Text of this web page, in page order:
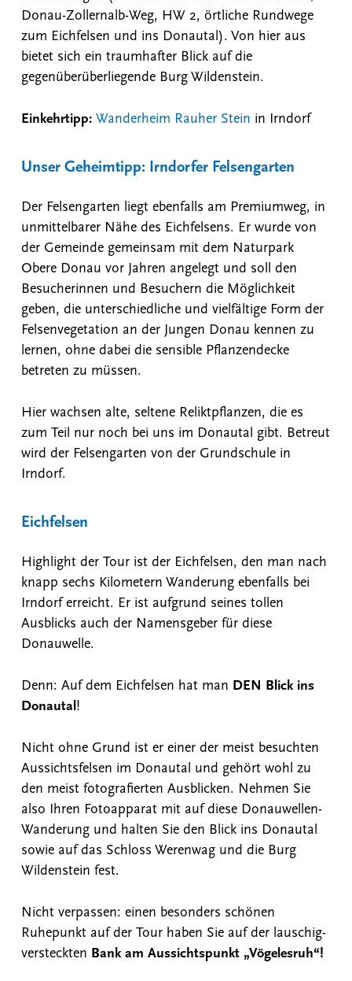
Donau-Zollernalb-Weg, HW 2, örtliche Rundwege
zum Eichfelsen und ins Donautal). Von hier aus
bietet sich ein traumhafter Blick auf die
gegenüberüberliegende Burg Wildenstein.
Einkehrtipp: Wanderheim Rauher Stein in Irndorf
Unser Geheimtipp: Irndorfer Felsengarten
Der Felsengarten liegt ebenfalls am Premiumweg, in
unmittelbarer Nähe des Eichfelsens. Er wurde von
der Gemeinde gemeinsam mit dem Naturpark
Obere Donau vor Jahren angelegt und soll den
Besucherinnen und Besuchern die Möglichkeit
geben, die unterschiedliche und vielfältige Form der
Felsenvegetation an der Jungen Donau kennen zu
lernen, ohne dabei die sensible Pflanzendecke
betreten zu müssen.
Hier wachsen alte, seltene Reliktpflanzen, die es
zum Teil nur noch bei uns im Donautal gibt. Betreut
wird der Felsengarten von der Grundschule in
Irndorf.
Eichfelsen
Highlight der Tour ist der Eichfelsen, den man nach
knapp sechs Kilometern Wanderung ebenfalls bei
Irndorf erreicht. Er ist aufgrund seines tollen
Ausblicks auch der Namensgeber für diese
Donauwelle.
Denn: Auf dem Eichfelsen hat man DEN Blick ins
Donautal!
Nicht ohne Grund ist er einer der meist besuchten
Aussichtsfelsen im Donautal und gehört wohl zu
den meist fotografierten Ausblicken. Nehmen Sie
also Ihren Fotoapparat mit auf diese Donauwellen-
Wanderung und halten Sie den Blick ins Donautal
sowie auf das Schloss Werenwag und die Burg
Wildenstein fest.
Nicht verpassen: einen besonders schönen
Ruhepunkt auf der Tour haben Sie auf der lauschig-
versteckten Bank am Aussichtspunkt „Vögelesruh“!